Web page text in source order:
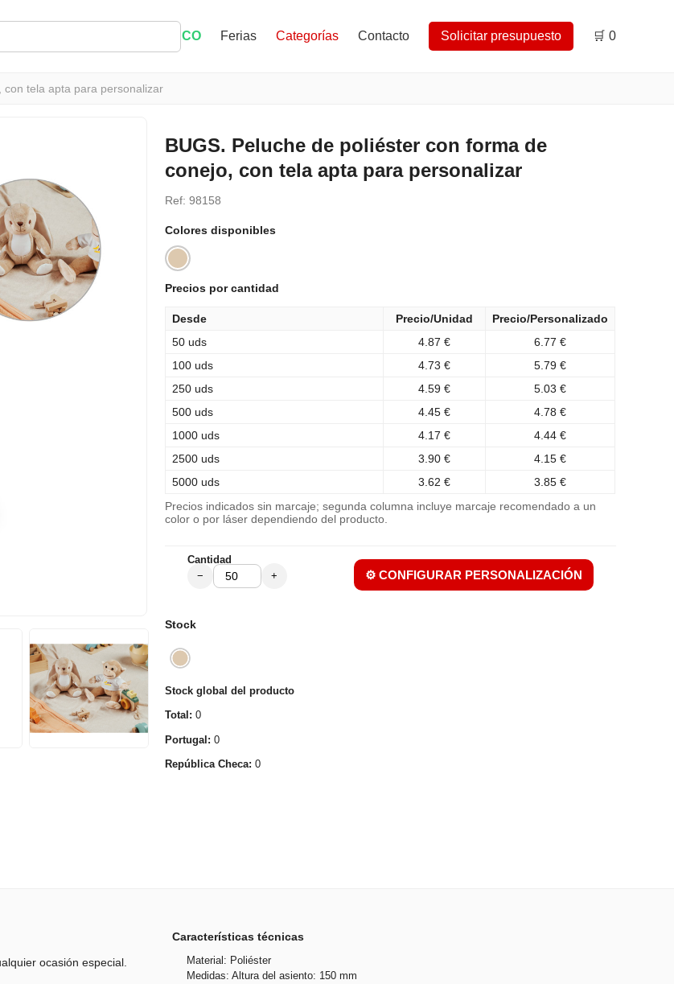
ECO Ferias Categorías Contacto Solicitar presupuesto 🛒 0
con tela apta para personalizar
BUGS. Peluche de poliéster con forma de
conejo, con tela apta para personalizar
Ref: 98158
Colores disponibles
Precios por cantidad
Desde Precio/Unidad
Precio/Personalizado
50 uds
4.87 €
6.77 €
100 uds
4.73 €
5.79 €
250 uds
4.59 €
5.03 €
500 uds
4.45 €
4.78 €
1000 uds
4.17 €
4.44 €
2500 uds
3.90 €
4.15 €
5000 uds
3.62 € 3.85 €
Precios indicados sin marcaje; segunda columna incluye marcaje recomendado a un
color o por láser dependiendo del producto.
Cantidad
− + ⚙️ CONFIGURAR PERSONALIZACIÓN
Stock
Stock global del producto
Total: 0
Portugal: 0
República Checa: 0
ocasión especial.
Características técnicas
Material: Poliéster
Medidas: Altura del asiento: 150 mm